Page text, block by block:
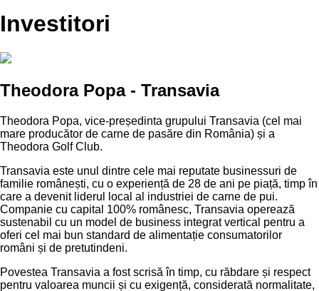
Investitori
Theodora Popa - Transavia
Theodora Popa, vice-președinta grupului Transavia (cel mai
mare producător de carne de pasăre din România) și a
Theodora Golf Club.
Transavia este unul dintre cele mai reputate businessuri de
familie românești, cu o experiență de 28 de ani pe piață, timp în
care a devenit liderul local al industriei de carne de pui.
Companie cu capital 100% românesc, Transavia operează
sustenabil cu un model de business integrat vertical pentru a
oferi cel mai bun standard de alimentație consumatorilor
români și de pretutindeni.
Povestea Transavia a fost scrisă în timp, cu răbdare și respect
pentru valoarea muncii și cu exigență, considerată normalitate,